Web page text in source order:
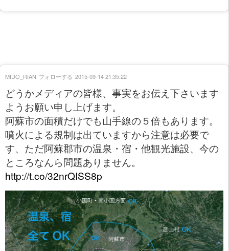
どうかメディアの皆様、事実をお伝え下さいます
ようお願い申し上げます。
阿蘇市の面積だけでも山手線の５倍もあります。
噴火による規制は出ていますから注意は必要で
す、ただ阿蘇郡市の温泉・宿・他観光施設、今の
ところなんら問題ありません。
http://t.co/32nrQISS8p
MIDO_RIAN フォローする 2015-09-14 21:35:22